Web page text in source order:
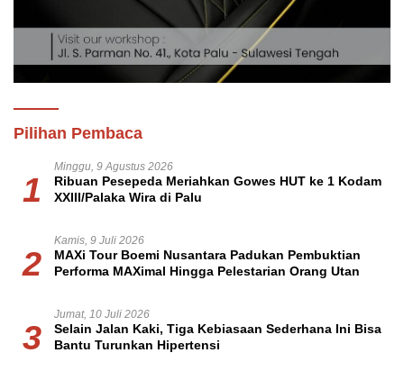
Pilihan Pembaca
1
Minggu, 9 Agustus 2026
Ribuan Pesepeda Meriahkan Gowes HUT ke 1 Kodam
XXIII/Palaka Wira di Palu
2
Kamis, 9 Juli 2026
MAXi Tour Boemi Nusantara Padukan Pembuktian
Performa MAXimal Hingga Pelestarian Orang Utan
3
Jumat, 10 Juli 2026
Selain Jalan Kaki, Tiga Kebiasaan Sederhana Ini Bisa
Bantu Turunkan Hipertensi